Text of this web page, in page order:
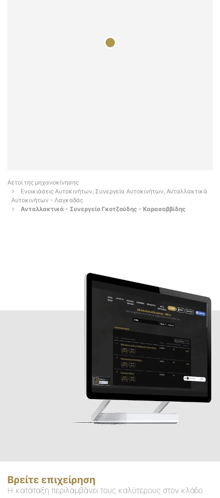
Αετοί της μηχανοκίνησης
Ενοικιάσεις Αυτοκινήτων, Συνεργεία Αυτοκινήτων, Ανταλλακτικά
Αυτοκινήτων - Λαγκαδάς
Ανταλλακτικά - Συνεργείο Γκοτζούδης - Καρασαββίδης
Βρείτε επιχείρηση
Η κατάταξη περιλαμβάνει τους καλύτερους στον κλάδο